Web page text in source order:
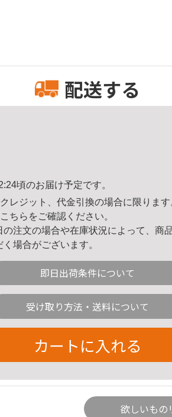
配送する
頃のお届け予定です。
レジット、代金引換の場合に限りま
こちら をご確認ください。
注文の場合や在庫状況によって、商
場合がございます。
即日出荷条件について
受け取り方法・送料について
カートに入れる
欲しいもの